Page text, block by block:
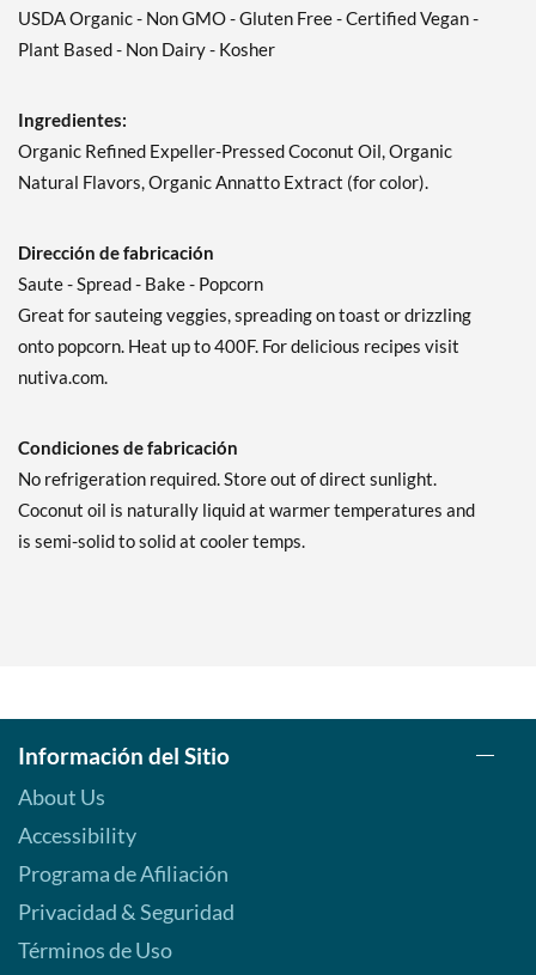
USDA Organic - Non GMO - Gluten Free - Certified Vegan -
Plant Based - Non Dairy - Kosher
Ingredientes:
Organic Refined Expeller-Pressed Coconut Oil, Organic
Natural Flavors, Organic Annatto Extract (for color).
Dirección de fabricación
Saute - Spread - Bake - Popcorn
Great for sauteing veggies, spreading on toast or drizzling
onto popcorn. Heat up to 400F. For delicious recipes visit
nutiva.com.
Condiciones de fabricación
No refrigeration required. Store out of direct sunlight.
Coconut oil is naturally liquid at warmer temperatures and
is semi-solid to solid at cooler temps.
Información del Sitio
About Us
Accessibility
Programa de Afiliación
Privacidad & Seguridad
Términos de Uso